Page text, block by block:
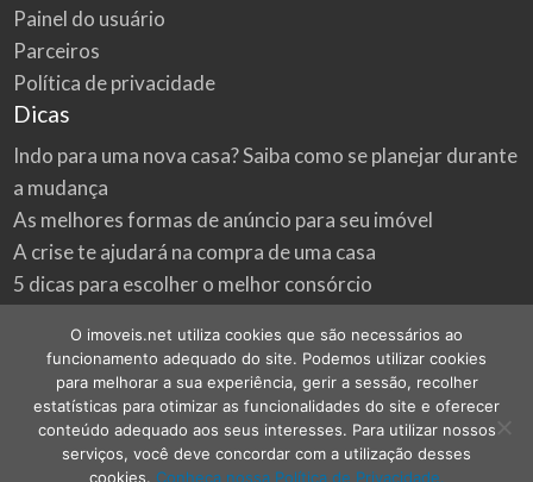
Painel do usuário
Parceiros
Política de privacidade
Dicas
Indo para uma nova casa? Saiba como se planejar durante
a mudança
As melhores formas de anúncio para seu imóvel
A crise te ajudará na compra de uma casa
5 dicas para escolher o melhor consórcio
Onde procurar as melhores oportunidades do mercado
imobiliário
O imoveis.net utiliza cookies que são necessários ao
funcionamento adequado do site. Podemos utilizar cookies
para melhorar a sua experiência, gerir a sessão, recolher
estatísticas para otimizar as funcionalidades do site e oferecer
conteúdo adequado aos seus interesses. Para utilizar nossos
serviços, você deve concordar com a utilização desses
cookies. Conheça nossa Política de Privacidade.